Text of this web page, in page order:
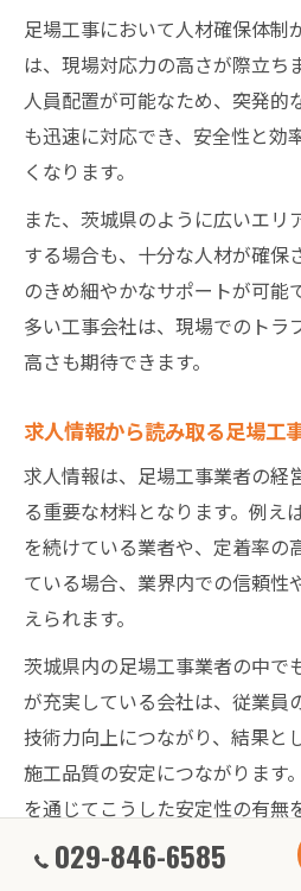
足場工事において人材確保体制
は、現場対応力の高さが際立ち
人員配置が可能なため、突発的
も迅速に対応でき、安全性と効
くなります。
また、茨城県のように広いエリ
する場合も、十分な人材が確保
のきめ細やかなサポートが可能
多い工事会社は、現場でのトラ
高さも期待できます。
求人情報から読み取る足場工
求人情報は、足場工事業者の経
る重要な材料となります。例え
を続けている業者や、定着率の
ている場合、業界内での信頼性
えられます。
茨城県内の足場工事業者の中で
が充実している会社は、従業員
技術力向上につながり、結果と
施工品質の安定につながります
を通じてこうした安定性の有無
ょう。
029-846-6585